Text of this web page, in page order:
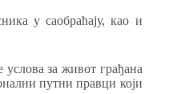
у саобраћају, као и
за живот грађана
путни правци који